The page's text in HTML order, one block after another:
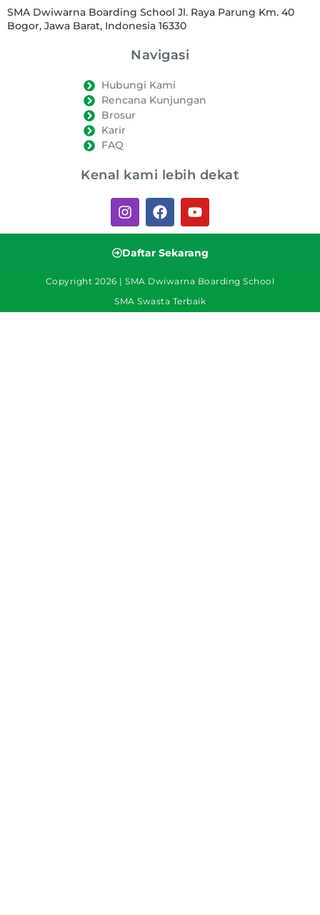
SMA Dwiwarna Boarding School Jl. Raya Parung Km. 40
Bogor, Jawa Barat, Indonesia 16330
Navigasi
Hubungi Kami
Rencana Kunjungan
Brosur
Karir
FAQ
Kenal kami lebih dekat
Daftar Sekarang
Copyright 2026 | SMA Dwiwarna Boarding School
SMA Swasta Terbaik